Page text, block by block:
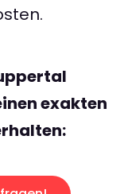
exakten